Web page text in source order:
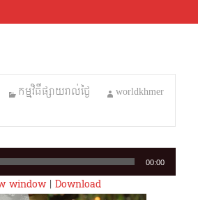
កម្មវិធីផ្សាយរាល់ថ្ងៃ
worldkhmer
00:00
window| Download